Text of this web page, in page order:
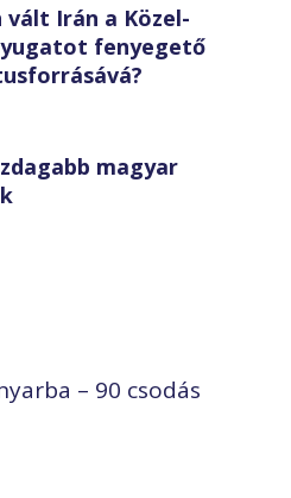
vált Irán a Közel-
fenyegető
magyar
– 90 csodás